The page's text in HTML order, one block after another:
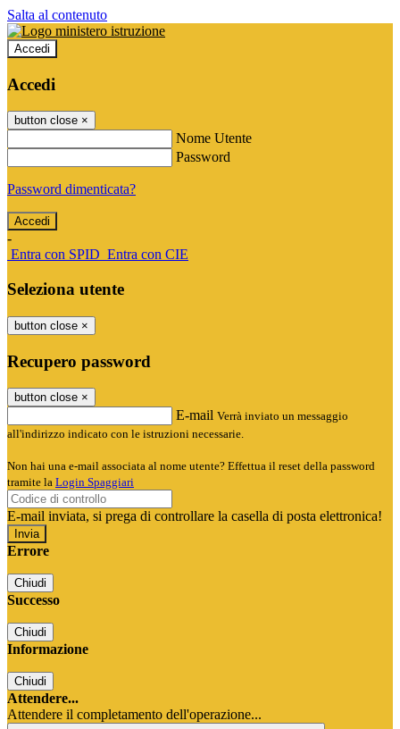
Salta al contenuto
Accedi
Accedi
button close ×
Nome Utente
Password
Password dimenticata?
-
Entra con SPID Entra con CIE
Seleziona utente
button close ×
Recupero password
button close ×
E-mail Verrà inviato un messaggio
all'indirizzo indicato con le istruzioni necessarie.
Non hai una e-mail associata al nome utente? Effettua il reset della password
tramite la Login Spaggiari
E-mail inviata, si prega di controllare la casella di posta elettronica!
Errore
Chiudi
Successo
Chiudi
Informazione
Chiudi
Attendere...
Attendere il completamento dell'operazione...